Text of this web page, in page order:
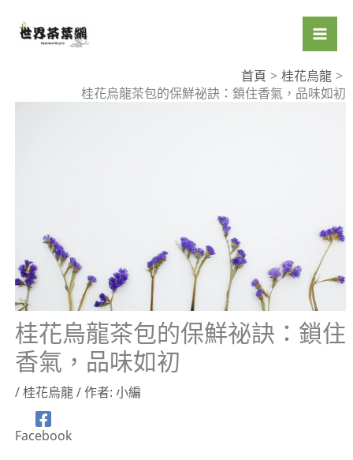
首頁
桂花烏龍
桂花烏龍茶包的保鮮祕訣：鎖住香氣，品味如初
桂花烏龍茶包的保鮮祕訣：鎖住
香氣，品味如初
/桂花烏龍/ 作者: 小編
Facebook